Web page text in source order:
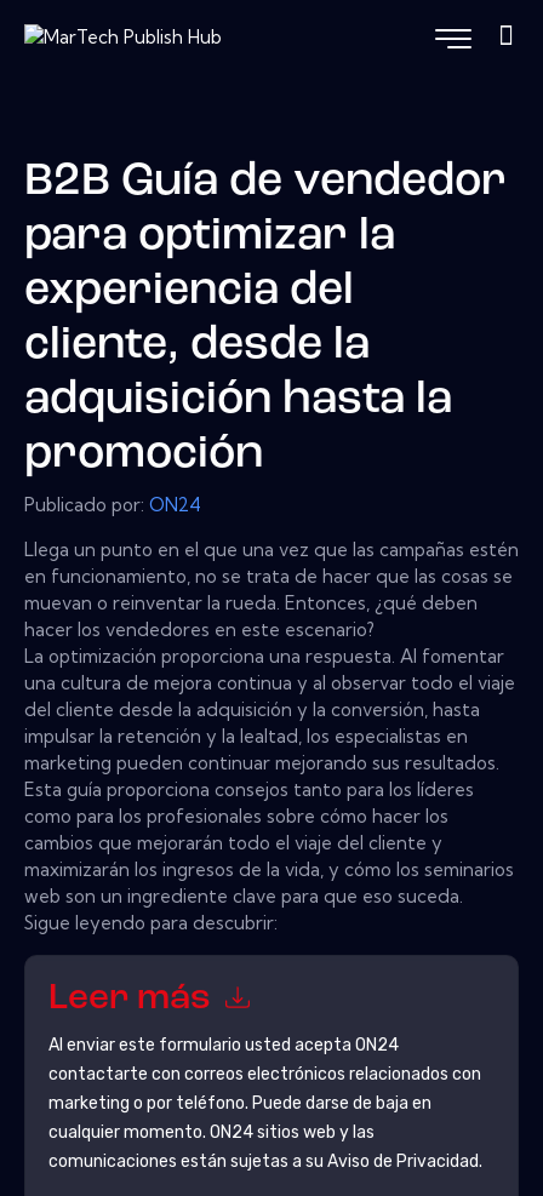
B2B Guía de vendedor
para optimizar la
experiencia del
cliente, desde la
adquisición hasta la
promoción
Publicado por: ON24
Llega un punto en el que una vez que las campañas estén
en funcionamiento, no se trata de hacer que las cosas se
muevan o reinventar la rueda. Entonces, ¿qué deben
hacer los vendedores en este escenario?
La optimización proporciona una respuesta. Al fomentar
una cultura de mejora continua y al observar todo el viaje
del cliente desde la adquisición y la conversión, hasta
impulsar la retención y la lealtad, los especialistas en
marketing pueden continuar mejorando sus resultados.
Esta guía proporciona consejos tanto para los líderes
como para los profesionales sobre cómo hacer los
cambios que mejorarán todo el viaje del cliente y
maximizarán los ingresos de la vida, y cómo los seminarios
web son un ingrediente clave para que eso suceda.
Sigue leyendo para descubrir:
Leer más
Al enviar este formulario usted acepta ON24
contactarte con correos electrónicos relacionados con
marketing o por teléfono. Puede darse de baja en
cualquier momento. ON24sitios web y las
comunicaciones están sujetas a su Aviso de Privacidad.